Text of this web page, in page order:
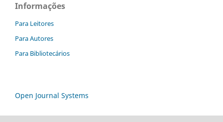
Informações
Para Leitores
Para Autores
Para Bibliotecários
Open Journal Systems